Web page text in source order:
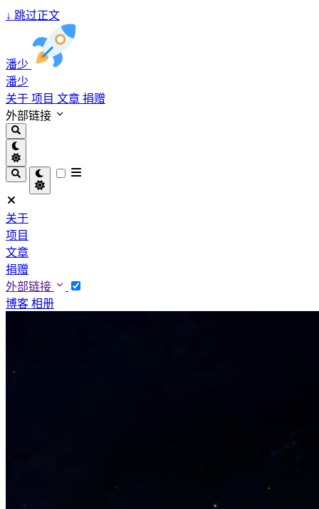
↓ 跳过正文
潘少
潘少
关于 项目 文章 捐赠
外部链接
关于
项目
文章
捐赠
外部链接
博客 相册